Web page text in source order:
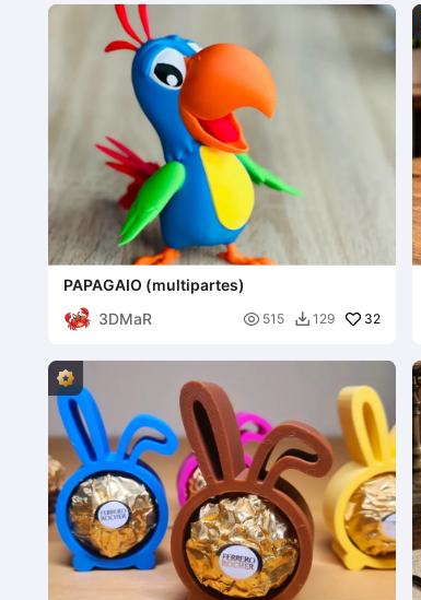
PAPAGAIO (multipartes)
3DMaR
 515  129 32